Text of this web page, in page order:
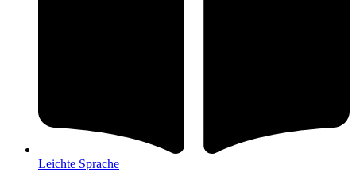
Leichte Sprache